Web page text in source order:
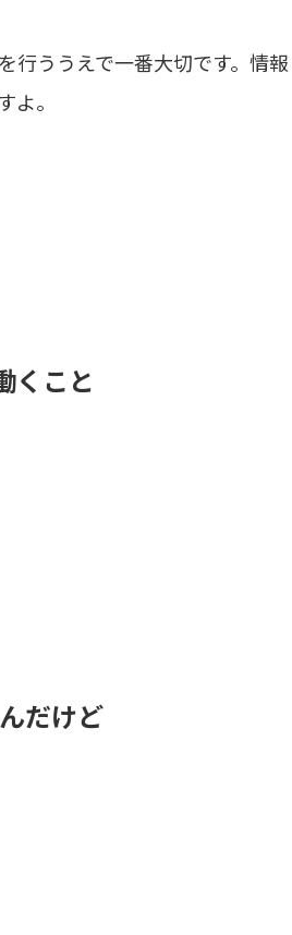
行ううえで一番大切です。情報
。
くこと
だけど